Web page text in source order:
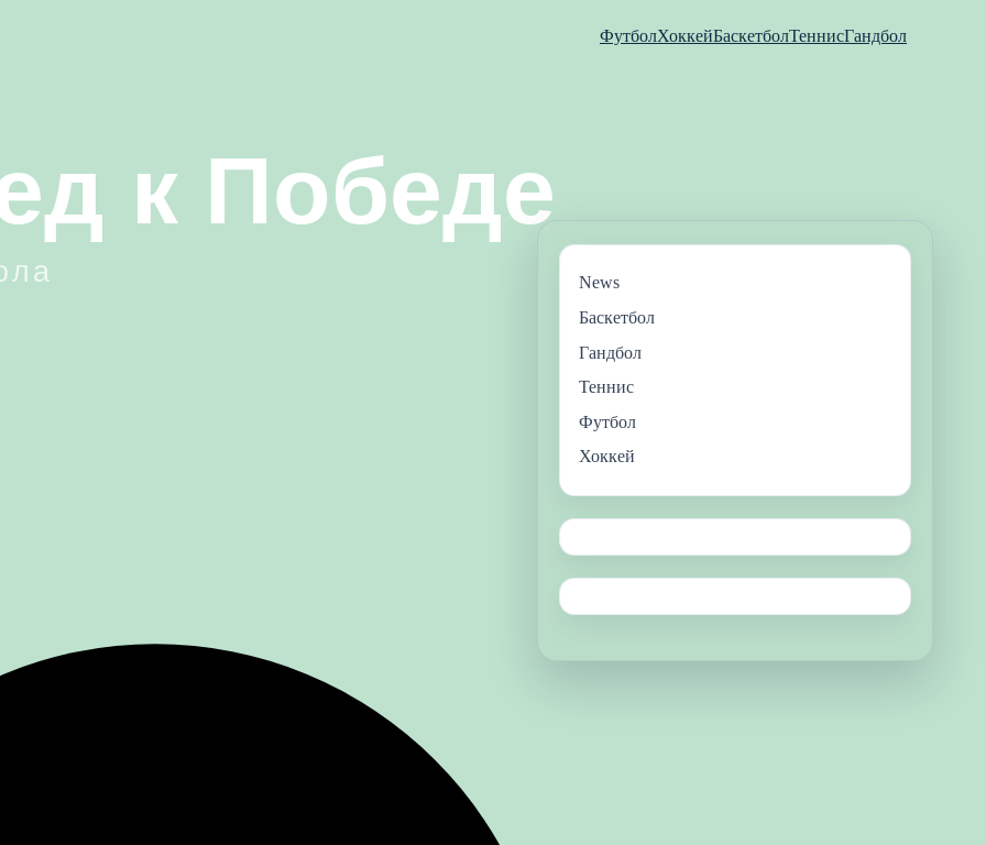
ФутболХоккейБаскетболТеннисГандбол
News
Баскетбол
Гандбол
Теннис
Футбол
Хоккей